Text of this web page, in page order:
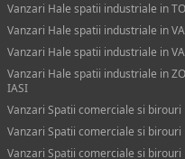
Vanzari Hale spatii industriale in
Vanzari Hale spatii industriale in
Vanzari Hale spatii industriale in
Vanzari Hale spatii industriale in
IASI
Vanzari Spatii comerciale si birouri
Vanzari Spatii comerciale si birouri
Vanzari Spatii comerciale si birouri